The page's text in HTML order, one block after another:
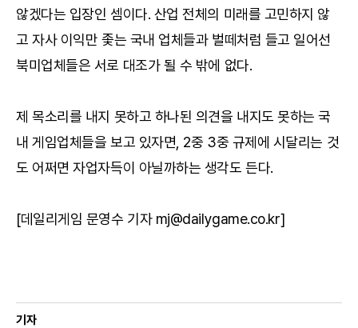
않겠다는 입장인 셈이다. 산업 전체의 미래를 고민하지 않
고 자사 이익만 좇는 국내 업체들과 벌떼처럼 들고 일어선
북미업체들은 서로 대조가 될 수 밖에 없다.
제 목소리를 내지 못하고 하나된 의견을 내지도 못하는 국
내 게임업체들을 보고 있자면, 2중 3중 규제에 시달리는 것
도 어쩌면 자업자득이 아닐까하는 생각도 든다.
[데일리게임 문영수 기자 mj@dailygame.co.kr]
기자